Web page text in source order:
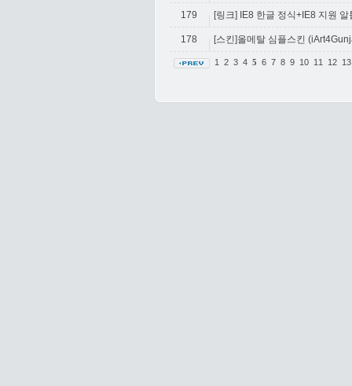
179 [링크] IE8 한글 정식+IE8 지원
178 [스킨]올메탈 심플스킨
1 2 3 4 5 6 7 8 9 10 11 12